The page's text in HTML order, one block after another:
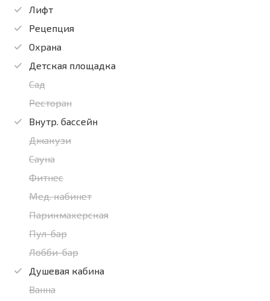
Лифт
Рецепция
Охрана
Детская площадка
Сад
Ресторан
Внутр. бассейн
Джакузи
Сауна
Фитнес
Мед. кабинет
Парикмахерская
Пул-бар
Лобби-бар
Душевая кабина
Ванна